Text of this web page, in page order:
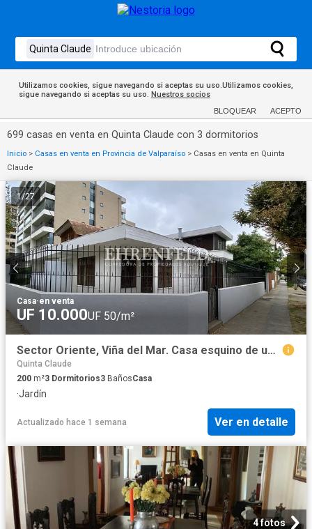
Utilizamos cookies, sigue navegando si aceptas su uso.Utilizamos cookies,
sigue navegando si aceptas su uso. Nuestros socios
BLOQUEAR ACEPTO
699 casas en venta en Quinta Claude con 3 dormitorios
Inicio > Casas en venta en Provincia de Valparaíso > Casas en venta en Quinta
Claude
1/27
Casa·en venta
UF 10.000UF 50/m²
Sector Oriente, Viña del Mar. Casa esquino de uso comercial.
Quinta Claude
200 m²3 Dormitorios3 BañosCasa
·Jardín
Actualizado hace 1 semana Ver en detalle
4 fotos